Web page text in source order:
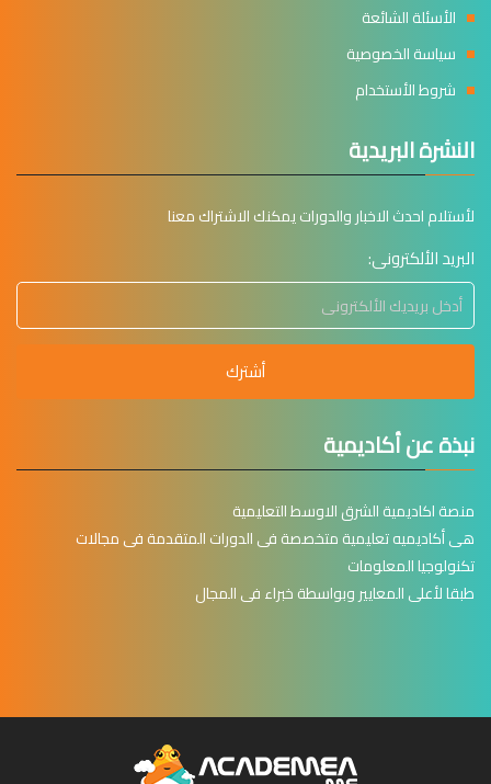
الأسئلة الشائعة
سياسة الخصوصية
شروط الأستخدام
النشرة البريدية
لأستلام احدث الاخبار والدورات يمكنك الاشتراك معنا
البريد الألكترونى:
أشترك
نبذة عن أكاديمية
منصة اكاديمية الشرق الاوسط التعليمية
هى أكاديميه تعليمية متخصصة فى الدورات المتقدمة فى مجالات
تكنولوجيا المعلومات
طبقا لأعلى المعايير وبواسطة خبراء فى المجال